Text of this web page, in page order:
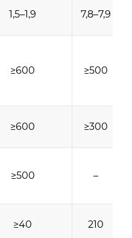
1,5–1,9 7,8–7,9
≥600 ≥500
≥600 ≥300
≥500 –
≥40 210